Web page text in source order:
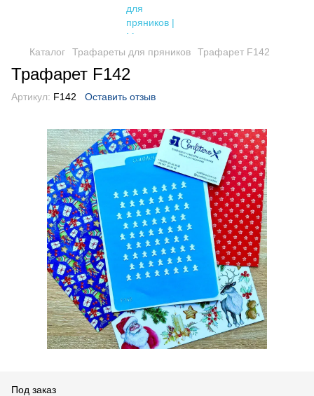
Каталог Трафареты для пряников Трафарет F142
Трафарет F142
Артикул: F142 Оставить отзыв
Под заказ